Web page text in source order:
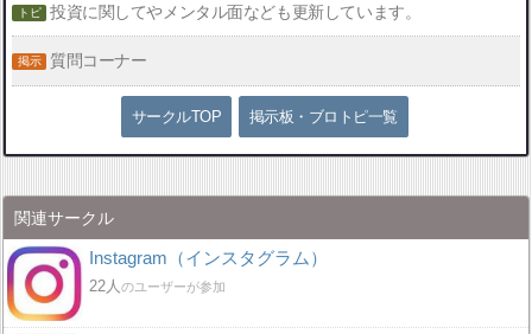
投資に関してやメンタル面なども更新しています。
質問コーナー
サークルTOP 掲示板・ブロトピ一覧
関連サークル
Instagram（インスタグラム）
22人のユーザーが参加